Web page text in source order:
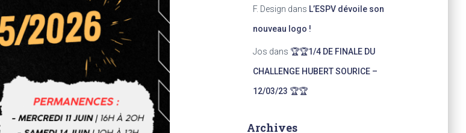
F. Design dans L’ESPV dévoile son
nouveau logo !
Jos dans 🏆🏆1/4 DE FINALE DU
CHALLENGE HUBERT SOURICE –
12/03/23 🏆🏆
Archives